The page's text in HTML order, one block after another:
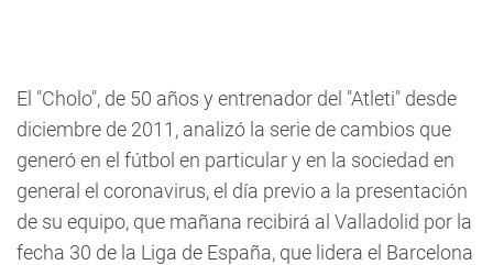
El "Cholo", de 50 años y entrenador del "Atleti" desde
diciembre de 2011, analizó la serie de cambios que
generó en el fútbol en particular y en la sociedad en
general el coronavirus, el día previo a la presentación
de su equipo, que mañana recibirá al Valladolid por la
fecha 30 de la Liga de España, que lidera el Barcelona